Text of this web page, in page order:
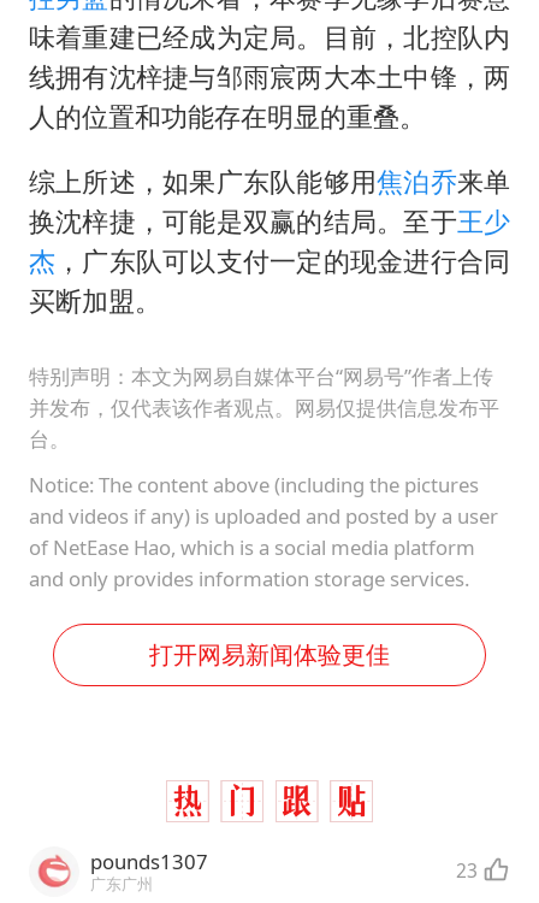
味着重建已经成为定局。目前，北控队内
线拥有沈梓捷与邹雨宸两大本土中锋，两
人的位置和功能存在明显的重叠。
综上所述，如果广东队能够用焦泊乔来单
换沈梓捷，可能是双赢的结局。至于王少
杰 ，广东队可以支付一定的现金进行合同
买断加盟。
特别声明：本文为网易自媒体平台“网易号”作者上传
并发布，仅代表该作者观点。网易仅提供信息发布平
台。
Notice: The content above (including the pictures
and videos if any) is uploaded and posted by a user
of NetEase Hao, which is a social media platform
and only provides information storage services.
打开网易新闻体验更佳
pounds1307
广东广州 23